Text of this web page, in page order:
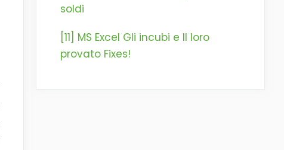
soldi
[11] MS Excel Gli incubi e Il loro
provato Fixes!